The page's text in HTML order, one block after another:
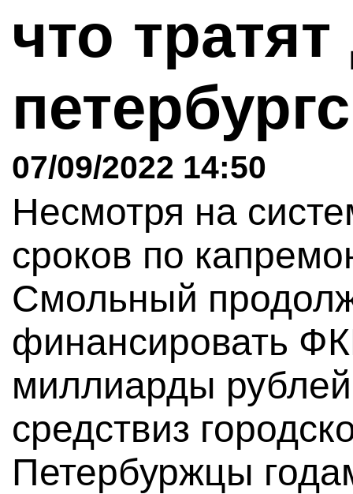
что
07/09/2022 14:50
Несмотря на
сроков по
Смольный
финансировать
миллиарды
средствиз
Петербуржцы